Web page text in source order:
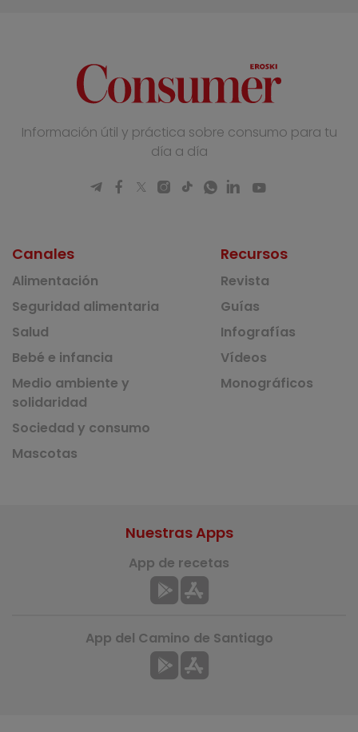
Información útil y práctica sobre consumo para tu
día a día
Canales
Alimentación
Seguridad alimentaria
Salud
Bebé e infancia
Medio ambiente y
solidaridad
Sociedad y consumo
Mascotas
Recursos
Revista
Guías
Infografías
Vídeos
Monográficos
Nuestras Apps
App de recetas
App del Camino de Santiago